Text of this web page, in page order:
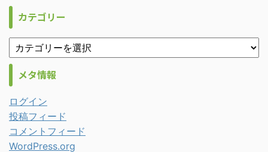
カテゴリー
メタ情報
ログイン
投稿フィード
コメントフィード
WordPress.org